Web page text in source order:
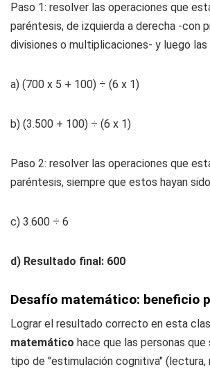
Paso 1: resolver las operaciones que
paréntesis, de izquierda a derecha -con
divisiones o multiplicaciones- y luego las
a) (700 x 5 + 100) ÷ (6 x 1)
b) (3.500 + 100) ÷ (6 x 1)
Paso 2: resolver las operaciones que
paréntesis, siempre que estos hayan
c) 3.600 ÷ 6
d) Resultado final: 600
Desafío matemático: beneficio
Lograr el resultado correcto en esta
matemático hace que las personas
tipo de "estimulación cognitiva" (lectura,